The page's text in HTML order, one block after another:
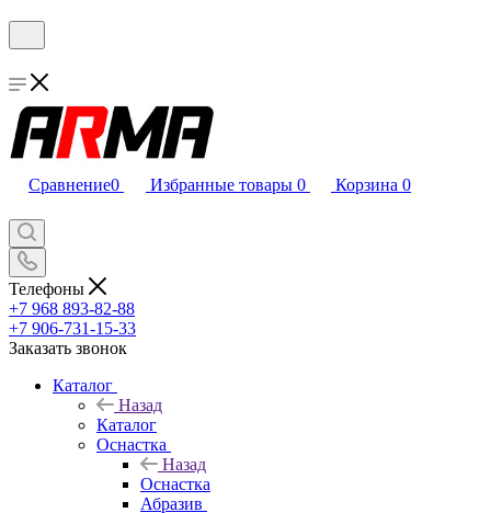
Сравнение0 Избранные товары 0 Корзина 0
Телефоны
+7 968 893-82-88
+7 906-731-15-33
Заказать звонок
Каталог
Назад
Каталог
Оснастка
Назад
Оснастка
Абразив